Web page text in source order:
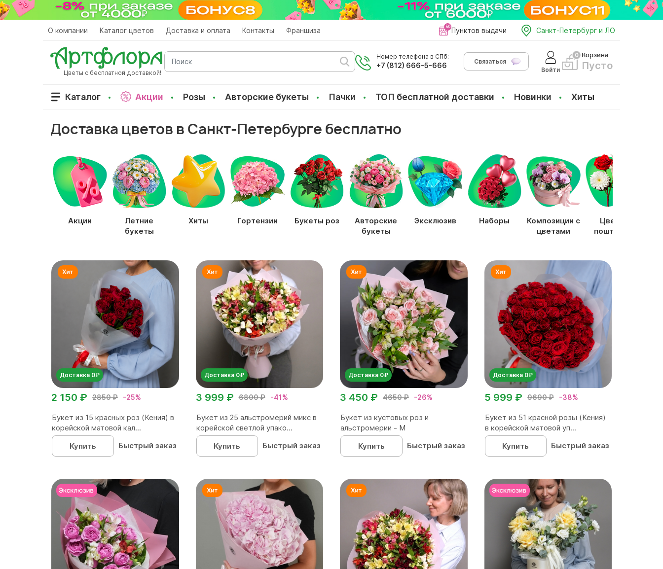
Перейти
к
О компании Каталог цветов Доставка и оплата Контакты Франшиза Пунктов выдачи Санкт-Петербург и ЛО
Цветы с бесплатной доставкой!
Поиск
Номер телефона в СПб:
+7 (812) 666-5-666
Связаться
Войти
Корзина
Пусто
Каталог Акции Розы Авторские букеты Пачки ТОП бесплатной доставки Новинки Хиты
Доставка цветов в Санкт-Петербурге бесплатно
Акции
Летние
букеты
Хиты Гортензии Букеты роз
Авторские
букеты
Эксклюзив Наборы
Композиции с
цветами
Цветы
поштучно
Доставка 0₽
2850 ₽ -25%
2 150 ₽
Букет из 15 красных роз (Кения) в
корейской матовой кал...
Купить
Быстрый заказ
Доставка 0₽
6800 ₽ -41%
3 999 ₽
Букет из 25 альстромерий микс в
корейской светлой упако...
Купить
Быстрый заказ
Доставка 0₽
4650 ₽ -26%
3 450 ₽
Букет из кустовых роз и
альстромерии - М
Купить
Быстрый заказ
Доставка 0₽
9690 ₽ -38%
5 999 ₽
Букет из 51 красной розы (Кения)
в корейской матовой уп...
Купить
Быстрый заказ